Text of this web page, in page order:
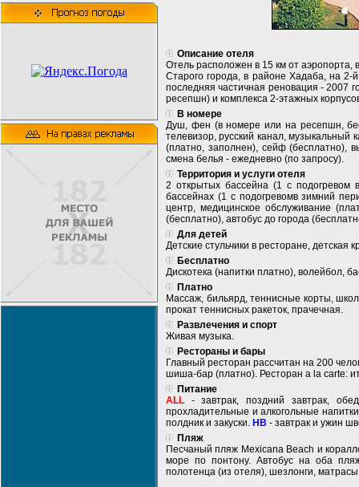
Описание отеля
Отель расположен в 15 км от аэропорта,
Старого города, в районе Хадаба, на
последняя частичная реновация - 2007
ресепшн) и комплекса 2-этажных
В номере
Душ, фен (в номере или на ресепшн,
телевизор, русский канал,
(платно, заполнен), сейф (бесплатно),
смена белья - ежедневно (по запросу).
Территория и услуги отеля
2 открытых бассейна (1 с
бассейнах (1 с подогревомв зимний
центр, медицинское обслуживание
(бесплатно), автобус до города
Для детей
Детские стульчики в ресторане, детская
Бесплатно
Дискотека (напитки платно), волейбол,
Платно
Массаж, бильярд, теннисные корты,
прокат теннисных ракеток, прачечная.
Развлечения и спорт
Живая музыка.
Рестораны и бары
Главный ресторан рассчитан на 200
шиша-бар (платно). Ресторан a la carte:
Питание
ALL - завтрак, поздний завтрак,
прохладительные и алкогольные
полдник и закуски. HB - завтрак и ужин
Пляж
Песчаный пляж Mexicana Beach и
море по понтону. Автобус на оба
полотенца (из отеля), шезлонги,